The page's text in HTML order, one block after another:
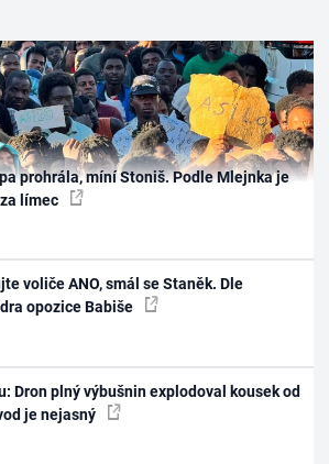
prohrála, míní Stoniš. Podle Mlejnka je
límec
voliče ANO, smál se Staněk. Dle
opozice Babiše
Dron plný výbušnin explodoval kousek od
je nejasný